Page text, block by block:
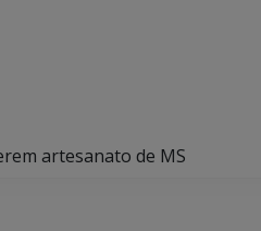
artesanato de MS